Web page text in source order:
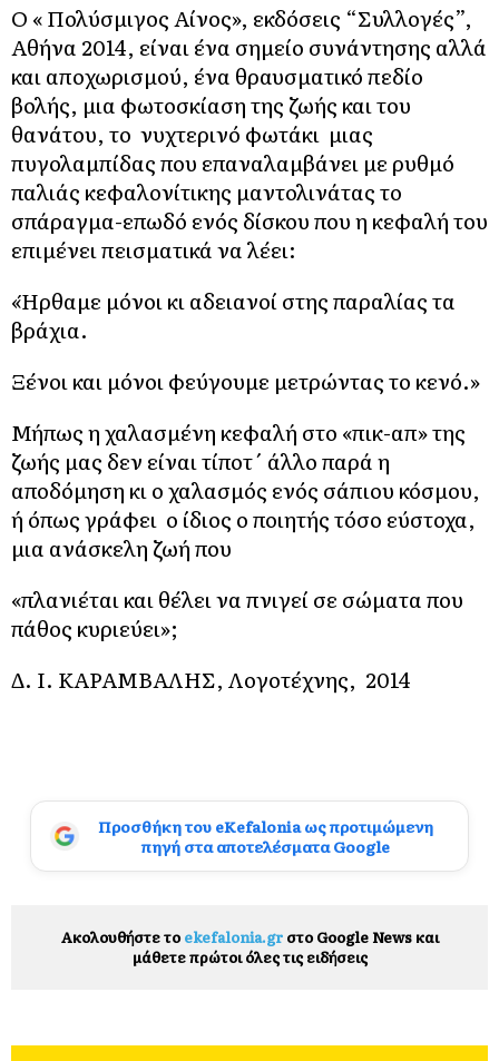
Ο « Πολύσμιγος Αίνος», εκδόσεις “Συλλογές”,
Αθήνα 2014, είναι ένα σημείο συνάντησης αλλά
και απoχωρισμού, ένα θραυσματικό πεδίο
βολής, μια φωτοσκίαση της ζωής και του
θανάτου, το νυχτερινό φωτάκι μιας
πυγολαμπίδας που επαναλαμβάνει με ρυθμό
παλιάς κεφαλονίτικης μαντολινάτας το
σπάραγμα-επωδό ενός δίσκου που η κεφαλή του
επιμένει πεισματικά να λέει:
«Ήρθαμε μόνοι κι αδειανοί στης παραλίας τα
βράχια.
Ξένοι και μόνοι φεύγουμε μετρώντας το κενό.»
Μήπως η χαλασμένη κεφαλή στο «πικ-απ» της
ζωής μας δεν είναι τίποτ΄ άλλο παρά η
αποδόμηση κι ο χαλασμός ενός σάπιου κόσμου,
ή όπως γράφει ο ίδιος ο ποιητής τόσο εύστοχα,
μια ανάσκελη ζωή που
«πλανιέται και θέλει να πνιγεί σε σώματα που
πάθος κυριεύει»;
Δ. Ι. ΚΑΡΑΜΒΑΛΗΣ, Λογοτέχνης, 2014
Προσθήκη του eKefalonia ως προτιμώμενη
πηγή στα αποτελέσματα Google
Ακολουθήστε το ekefalonia.grστο Google News και
μάθετε πρώτοι όλες τις ειδήσεις